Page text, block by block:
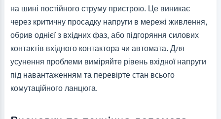
на шині постійного струму пристрою. Це виникає
через критичну просадку напруги в мережі живлення,
обрив однієї з вхідних фаз, або підгоряння силових
контактів вхідного контактора чи автомата. Для
усунення проблеми виміряйте рівень вхідної напруги
під навантаженням та перевірте стан всього
комутаційного ланцюга.